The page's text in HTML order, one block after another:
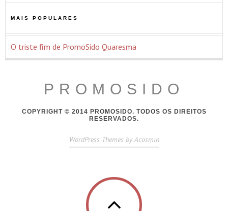
MAIS POPULARES
O triste fim de PromoSido Quaresma
PROMOSIDO
COPYRIGHT © 2014 PROMOSIDO. TODOS OS DIREITOS
RESERVADOS.
WordPress Themes by Acosmin